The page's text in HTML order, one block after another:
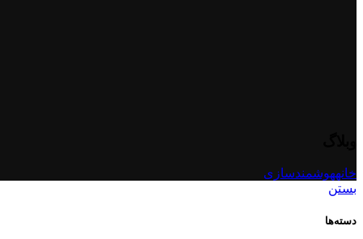
خانههوشمندسازی
بستن
دسته‌ها